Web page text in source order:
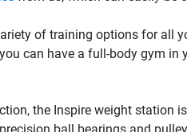
of training options for all
can have a full-body gym in
the Inspire weight station